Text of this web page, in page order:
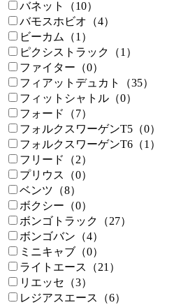
バネット（10）
バモスホビオ（4）
ビーカム（1）
ピクシストラック（1）
ファイター（0）
フィアットデュカト（35）
フィットシャトル（0）
フォード（7）
フォルクスワーゲンT5（0）
フォルクスワーゲンT6（1）
フリード（2）
プリウス（0）
ベンツ（8）
ボクシー（0）
ボンゴトラック（27）
ボンゴバン（4）
ミニキャブ（0）
ライトエース（21）
リエッセ（3）
レジアスエース（6）